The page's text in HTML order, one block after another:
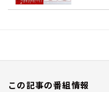
この記事の番組情報